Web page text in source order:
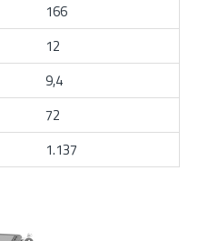
166
12
9,4
72
1.137